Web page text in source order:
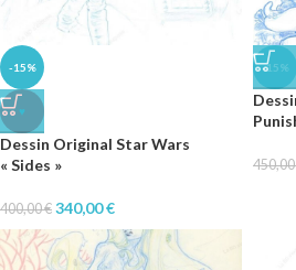
-15%
♥
Dessin Original Star Wars
« Sides »
400,00€ 340,00€
-15%
450,00